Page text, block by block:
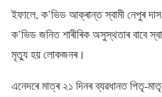
ইফালে, ক’ভিড আক্ৰান্ত স্বামী নেপুৰ
ক’ভিড জনিত শাৰীৰিক অসুস্থতাৰ বাবে
মৃত্যু হয় লােকজনৰ।
এনেদৰে মাত্ৰ ২১ দিনৰ ব্যৱধানত পিতৃ-